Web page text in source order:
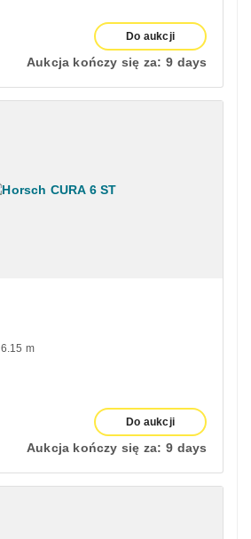
Do aukcji
Aukcja kończy się za: 9 days
6.15 m
Do aukcji
Aukcja kończy się za: 9 days